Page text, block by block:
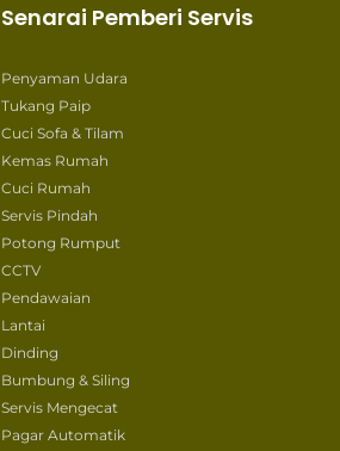
Senarai Pemberi Servis
Penyaman Udara
Tukang Paip
Cuci Sofa & Tilam
Kemas Rumah
Cuci Rumah
Servis Pindah
Potong Rumput
CCTV
Pendawaian
Lantai
Dinding
Bumbung & Siling
Servis Mengecat
Pagar Automatik